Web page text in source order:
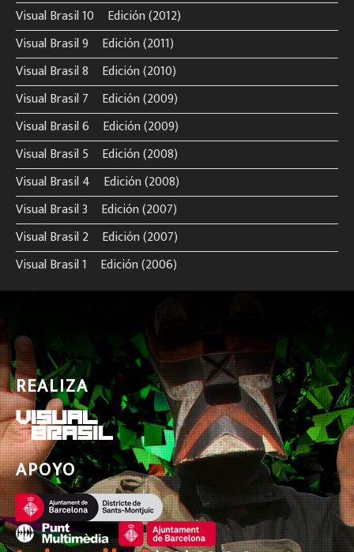
Visual Brasil 10º Edición (2012)
Visual Brasil 9º Edición (2011)
Visual Brasil 8º Edición (2010)
Visual Brasil 7º Edición (2009)
Visual Brasil 6º Edición (2009)
Visual Brasil 5º Edición (2008)
Visual Brasil 4º Edición (2008)
Visual Brasil 3º Edición (2007)
Visual Brasil 2º Edición (2007)
Visual Brasil 1º Edición (2006)
REALIZA
APOYO